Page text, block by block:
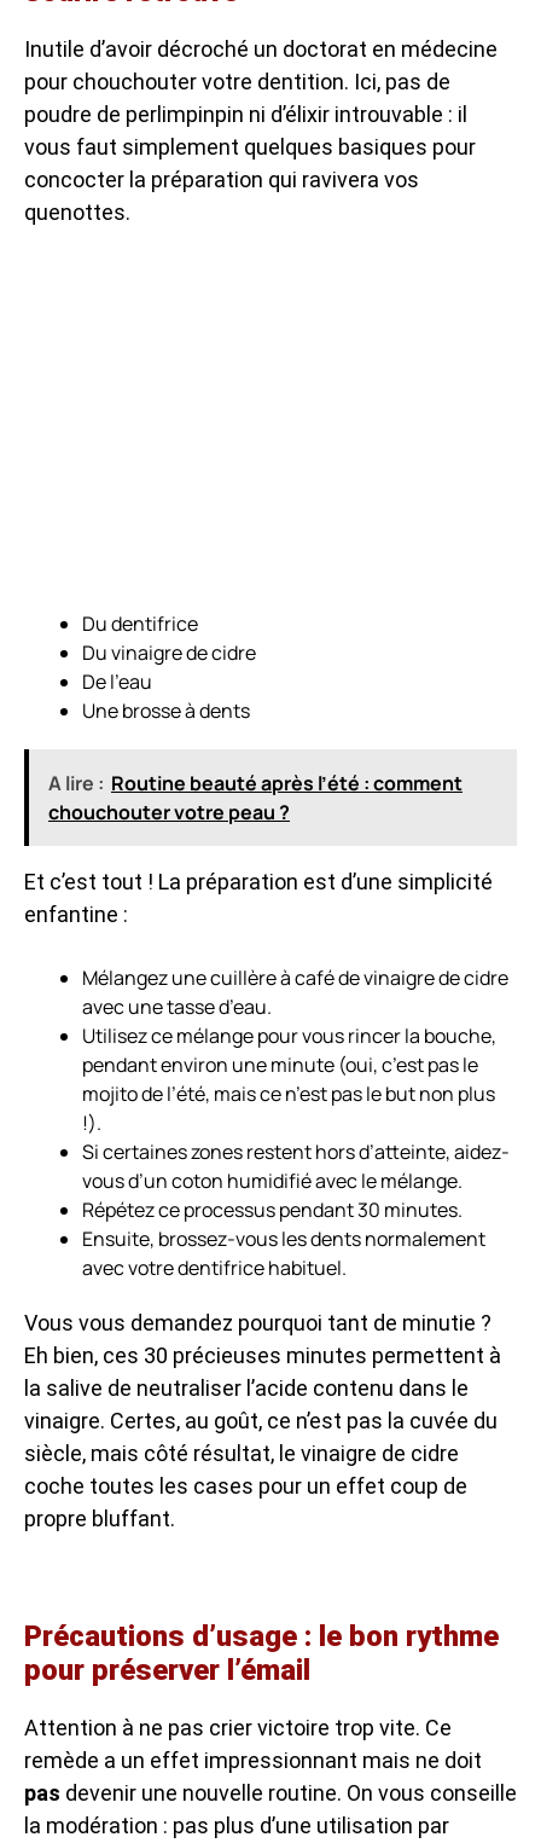
Inutile d’avoir décroché un doctorat en médecine
pour chouchouter votre dentition. Ici, pas de
poudre de perlimpinpin ni d’élixir introuvable : il
vous faut simplement quelques basiques pour
concocter la préparation qui ravivera vos
quenottes.
Du dentifrice
Du vinaigre de cidre
De l’eau
Une brosse à dents
A lire : Routine beauté après l’été : comment
chouchouter votre peau ?
Et c’est tout ! La préparation est d’une simplicité
enfantine :
Mélangez unecuillère à café de vinaigre de cidre
avec une tasse d’eau.
Utilisez ce mélange pour vous rincer la bouche,
pendant environ une minute (oui, c’est pas le
mojito de l’été, mais ce n’est pas le but non plus
!).
Si certaines zones restent hors d’atteinte, aidez-
vous d’un coton humidifié avec le mélange.
Répétez ce processus pendant 30 minutes.
Ensuite, brossez-vous les dents normalement
avec votre dentifrice habituel.
Vous vous demandez pourquoi tant de minutie ?
Eh bien, ces 30 précieuses minutes permettent à
la salive de neutraliser l’acide contenu dans le
vinaigre. Certes, au goût, ce n’est pas la cuvée du
siècle, mais côté résultat, le vinaigre de cidre
coche toutes les cases pour un effet coup de
propre bluffant.
Précautions d’usage : le bon rythme
pour préserver l’émail
Attention à ne pas crier victoire trop vite. Ce
remède a un effet impressionnant mais ne doit
pas devenir une nouvelle routine. On vous conseille
la modération : pas plus d’une utilisation par